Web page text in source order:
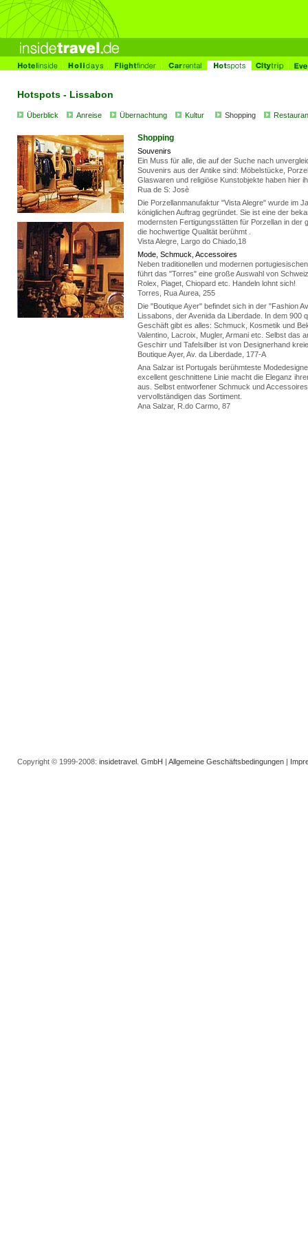
Hotspots - Lissabon
Überblick Anreise Übernachtung Kultur Shopping
Shopping
Souvenirs
Ein Muss für alle, die auf der Suche nach
Souvenirs aus der Antike sind: Möbelstücke,
Glaswaren und religiöse Kunstobjekte haben hier
Rua de S: Josè
Die Porzellanmanufaktur "Vista Alegre" wurde im
königlichen Auftrag gegründet. Sie ist eine der
modernsten Fertigungsstätten für Porzellan in der
die hochwertige Qualität berühmt .
Vista Alegre, Largo do Chiado,18
Mode, Schmuck, Accessoires
Neben traditionellen und modernen
führt das "Torres" eine große Auswahl von
Rolex, Piaget, Chiopard etc. Handeln lohnt sich!
Torres, Rua Aurea, 255
Die "Boutique Ayer" befindet sich in der "Fashion
Lissabons, der Avenida da Liberdade. In dem 900
Geschäft gibt es alles: Schmuck, Kosmetik und
Valentino, Lacroix, Mugler, Armani etc. Selbst das
Geschirr und Tafelsilber ist von Designerhand
Boutique Ayer, Av. da Liberdade, 177-A
Ana Salzar ist Portugals berühmteste
excellent geschnittene Linie macht die Eleganz
aus. Selbst entworfener Schmuck und Accessoires
vervollständigen das Sortiment.
Ana Salzar, R.do Carmo, 87
Copyright © 1999-2008: insidetravel. GmbH | Allgemeine Geschäftsbedingungen |